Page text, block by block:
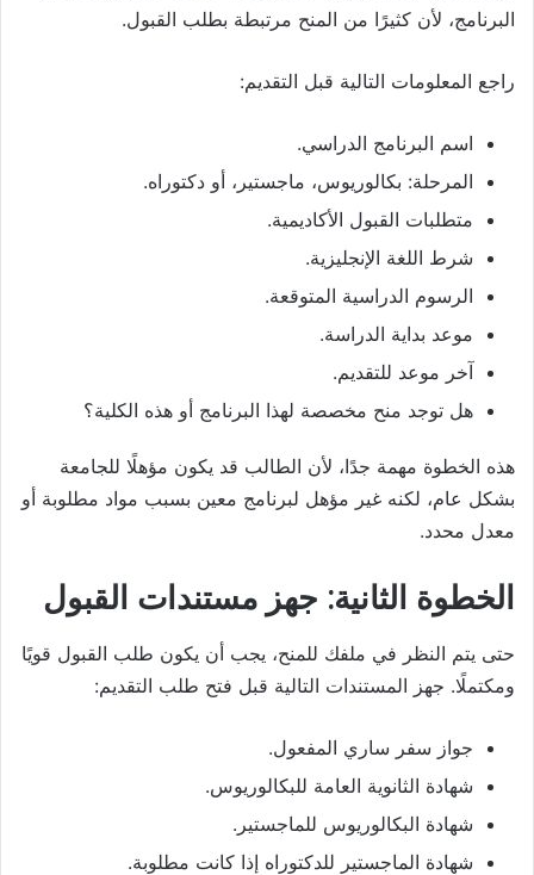
البرنامج، لأن كثيرًا من المنح مرتبطة بطلب القبول.
راجع المعلومات التالية قبل التقديم:
اسم البرنامج الدراسي.
المرحلة: بكالوريوس، ماجستير، أو دكتوراه.
متطلبات القبول الأكاديمية.
شرط اللغة الإنجليزية.
الرسوم الدراسية المتوقعة.
موعد بداية الدراسة.
آخر موعد للتقديم.
هل توجد منح مخصصة لهذا البرنامج أو هذه الكلية؟
هذه الخطوة مهمة جدًا، لأن الطالب قد يكون مؤهلًا للجامعة
بشكل عام، لكنه غير مؤهل لبرنامج معين بسبب مواد مطلوبة أو
معدل محدد.
الخطوة الثانية: جهز مستندات القبول
حتى يتم النظر في ملفك للمنح، يجب أن يكون طلب القبول قويًا
ومكتملًا. جهز المستندات التالية قبل فتح طلب التقديم:
جواز سفر ساري المفعول.
شهادة الثانوية العامة للبكالوريوس.
شهادة البكالوريوس للماجستير.
شهادة الماجستير للدكتوراه إذا كانت مطلوبة.